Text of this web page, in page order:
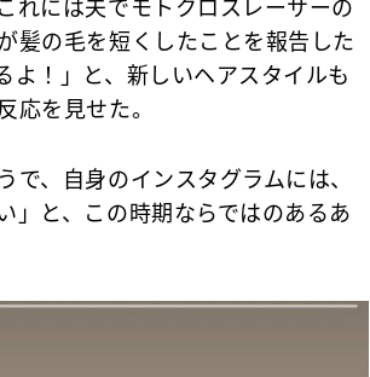
れには夫でモトクロスレーサーの
髪の毛を短くしたことを報告した
よ！」と、新しいヘアスタイルも
応を見せた。
、自身のインスタグラムには、
」と、この時期ならではのあるあ